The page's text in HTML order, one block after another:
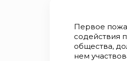
Первое
содействия
общества,
нем